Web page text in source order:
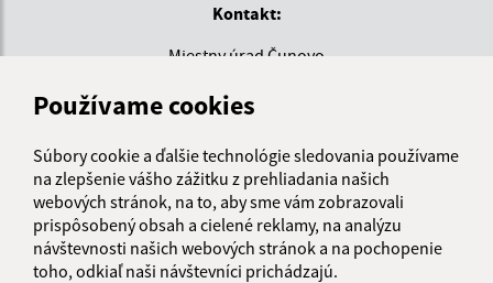
Používame cookies
Súbory cookie a ďalšie technológie sledovania používame
na zlepšenie vášho zážitku z prehliadania našich
webových stránok, na to, aby sme vám zobrazovali
prispôsobený obsah a cielené reklamy, na analýzu
návštevnosti našich webových stránok a na pochopenie
toho, odkiaľ naši návštevníci prichádzajú.
Kontakt:
Miestny úrad Čunovo
851 10 Bratislava
miestnyurad@mc-cunovo.sk
+421 903 808 153
IČO: 00641243